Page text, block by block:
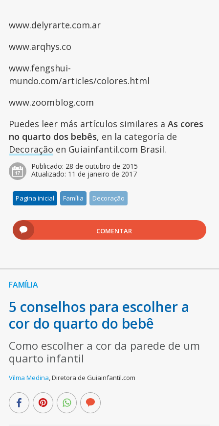
www.delyrarte.com.ar
www.arqhys.co
www.fengshui-
mundo.com/articles/colores.html
www.zoomblog.com
Puedes leer más artículos similares a As cores
no quarto dos bebês, en la categoría de
Decoração en Guiainfantil.com Brasil.
Publicado: 28 de outubro de 2015
Atualizado: 11 de janeiro de 2017
Pagina inicial Família Decoração
COMENTAR
FAMÍLIA
5 conselhos para escolher a
cor do quarto do bebê
Como escolher a cor da parede de um
quarto infantil
Vilma Medina,Diretora de Guiainfantil.com